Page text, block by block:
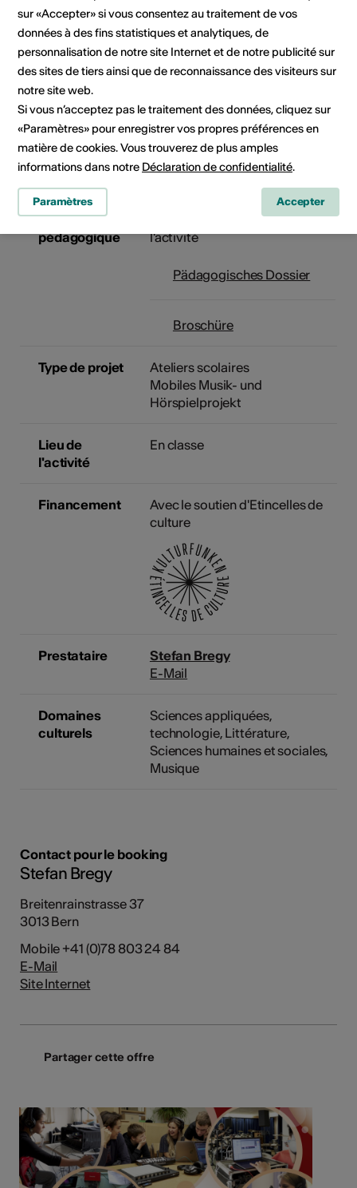
Jours pour les
écoles
Montag bis Freitag
Hinweis: Ab 2025 enthalten
Projektwochen eine SOL-
Vormittag.
Plus d'informations
Dossier
pédagogique
Sera envoyé 1 mois avant
l'activité
Pädagogisches Dossier
Broschüre
Type de projet
Ateliers scolaires
Mobiles Musik- und
Hörspielprojekt
Lieu de
l'activité
En classe
Financement
Avec le soutien d'Etincelles de
culture
Prestataire
Stefan Bregy
E-Mail
Domaines
culturels
Sciences appliquées,
technologie, Littérature,
Sciences humaines et sociales,
Musique
Contact pour le booking
Stefan Bregy
Breitenrainstrasse 37
3013 Bern
Mobile +41 (0)78 803 24 84
E-Mail
Site Internet
Partager cette offre
sur «Accepter» si vous consentez au traitement de vos
données à des fins statistiques et analytiques, de
personnalisation de notre site Internet et de notre publicité sur
des sites de tiers ainsi que de reconnaissance des visiteurs sur
notre site web.
Si vous n’acceptez pas le traitement des données, cliquez sur
«Paramètres» pour enregistrer vos propres préférences en
matière de cookies. Vous trouverez de plus amples
informations dans notre Déclaration de confidentialité.
Paramètres Accepter